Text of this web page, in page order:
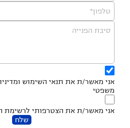
טלפון*
סיבת הפנייה
אני מאשר/ת את תנאי השימוש
משפטי
אני מאשר/ת את הצטרפותי לרשימת
שלח